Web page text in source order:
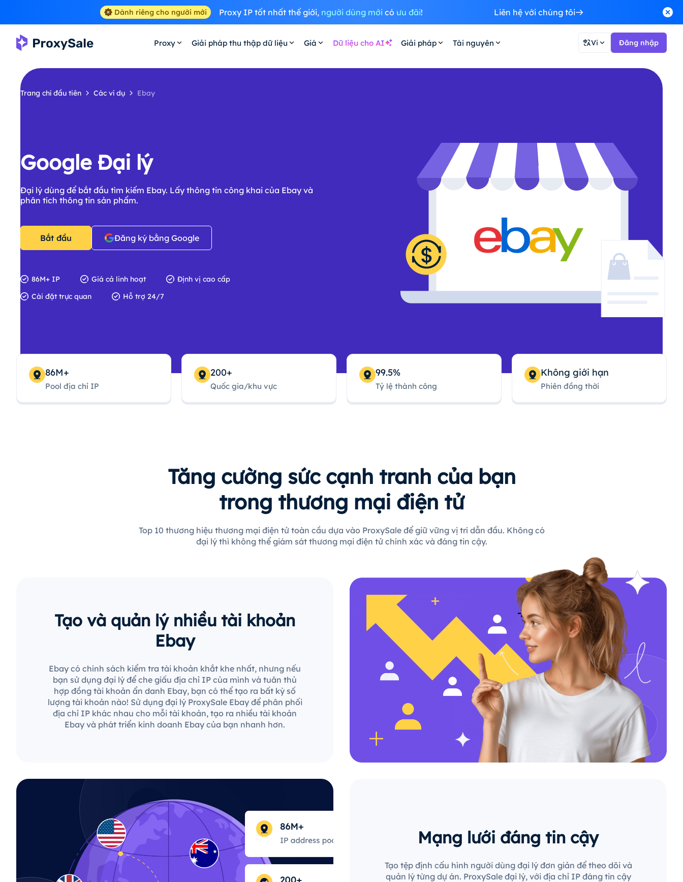
Dành riêng cho người mới Proxy IP tốt nhất thế giới, người dùng mớicó ưu đãi! Liên hệ với chúng tôi
Proxy Giải pháp thu thập dữ liệu Giá Dữ liệu cho AI Giải pháp Tài nguyên Vi Đăng nhập
Trang chí đầu tiên Các ví dụ Ebay
Google Đại lý
Đại lý dùng để bắt đầu tìm kiếm Ebay. Lấy thông tin công khai của Ebay và
phân tích thông tin sản phẩm.
Bắt đầu Đăng ký bằng Google
86M+ IP Giá cả linh hoạt
Định vị cao cấp
Cài đặt trực quan
Hỗ trợ 24/7
86M+
Pool địa chỉ IP
200+
Quốc gia/khu vực
99.5%
Tỷ lệ thành công
Không giới hạn
Phiên đồng thời
Tăng cường sức cạnh tranh của bạn
trong thương mại điện tử
Top 10 thương hiệu thương mại điện tử toàn cầu dựa vào ProxySale để giữ vững vị trí dẫn đầu. Không có
đại lý thì không thể giám sát thương mại điện tử chính xác và đáng tin cậy.
Tạo và quản lý nhiều tài khoản
Ebay
Ebay có chính sách kiểm tra tài khoản khắt khe nhất, nhưng nếu
bạn sử dụng đại lý để che giấu địa chỉ IP của mình và tuân thủ
hợp đồng tài khoản ẩn danh Ebay, bạn có thể tạo ra bất kỳ số
lượng tài khoản nào! Sử dụng đại lý ProxySale Ebay để phân phối
địa chỉ IP khác nhau cho mỗi tài khoản, tạo ra nhiều tài khoản
Ebay và phát triển kinh doanh Ebay của bạn nhanh hơn.
Mạng lưới đáng tin cậy
Tạo tệp định cấu hình người dùng đại lý đơn giản để theo dõi và
quản lý từng dự án. ProxySale đại lý, với địa chỉ IP đáng tin cậy